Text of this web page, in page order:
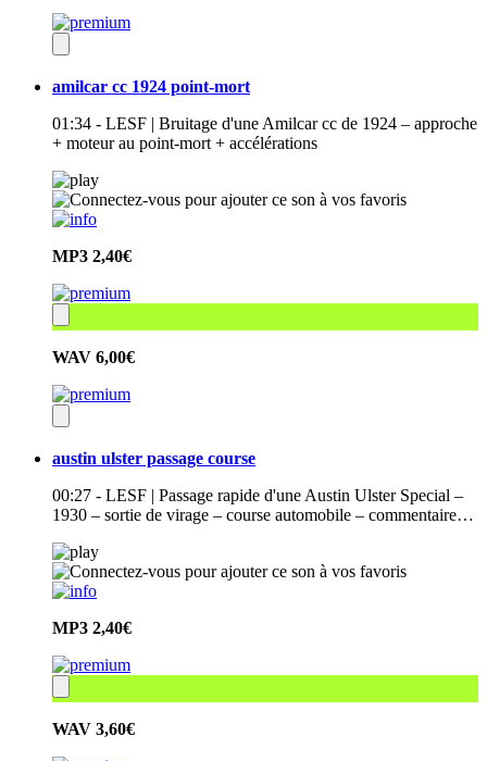
amilcar cc 1924 point-mort
01:34 - LESF | Bruitage d'une Amilcar cc de 1924 – approche
+ moteur au point-mort + accélérations
MP3 2,40€
WAV 6,00€
austin ulster passage course
00:27 - LESF | Passage rapide d'une Austin Ulster Special –
1930 – sortie de virage – course automobile – commentaire…
MP3 2,40€
WAV 3,60€